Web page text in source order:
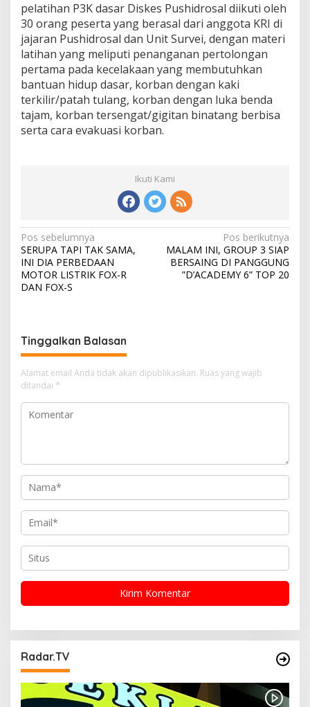
pelatihan P3K dasar Diskes Pushidrosal diikuti oleh
30 orang peserta yang berasal dari anggota KRI di
jajaran Pushidrosal dan Unit Survei, dengan materi
latihan yang meliputi penanganan pertolongan
pertama pada kecelakaan yang membutuhkan
bantuan hidup dasar, korban dengan kaki
terkilir/patah tulang, korban dengan luka benda
tajam, korban tersengat/gigitan binatang berbisa
serta cara evakuasi korban.
Ikuti Kami
N
a
v
i
a
s
i
p
o
Pos sebelumnya
SERUPA TAPI TAK SAMA,
INI DIA PERBEDAAN
MOTOR LISTRIK FOX-R
DAN FOX-S
Pos berikutnya
MALAM INI, GROUP 3 SIAP
BERSAING DI PANGGUNG
”D’ACADEMY 6” TOP 20
Tinggalkan Balasan
Alamat email Anda tidak akan dipublikasikan. Ruas yang wajib
ditandai *
Radar.TV